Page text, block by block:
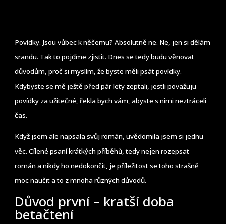
Povídky. Jsou vůbec k něčemu? Absolutně ne. Ne, jen si dělám
srandu. Tak to pojďme zjistit. Dnes se tedy budu věnovat
důvodům, proč si myslím, že byste měli psát povídky.
Kdybyste se mě ještě před pár lety zeptali, jestli považuju
povídky za užitečné, řekla bych vám, abyste s nimi neztráceli
čas.
Když jsem ale napsala svůj román, uvědomila jsem si jednu
věc. Cílené psaní krátkých příběhů, tedy nejen rozepsat
román a nikdy ho nedokončit, je příležitost se toho strašně
moc naučit a to z mnoha různých důvodů.
Důvod první – kratší doba
betačtení